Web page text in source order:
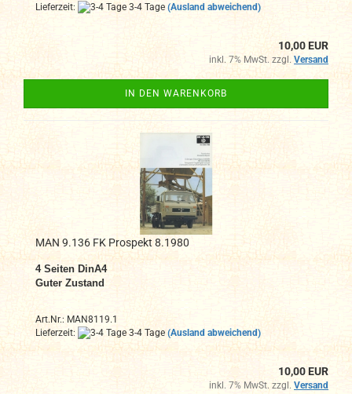
Lieferzeit:
3-4 Tage (Ausland abweichend)
10,00 EUR
inkl. 7% MwSt. zzgl. Versand
IN DEN WARENKORB
MAN 9.136 FK Prospekt 8.1980
4 Seiten DinA4
Guter Zustand
Art.Nr.: MAN8119.1
Lieferzeit:
3-4 Tage (Ausland abweichend)
10,00 EUR
inkl. 7% MwSt. zzgl. Versand